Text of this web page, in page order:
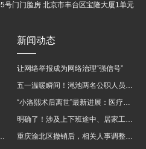
号门门脸房 北京市丰台区宝隆大厦1单元
公开庭审 涉案金额2100多万
新闻动态
让网络举报成为网络治理“强信号”
五一温暖瞬间！渑池两名公职人员，路遇车祸挺身而出
“小洛熙术后离世”最新进展：医疗事故鉴定已启动
明确了！涉及上下班途中、居家工作等，这些情形可认定工伤→
重庆渝北区撤销后，相关人事调整再披露